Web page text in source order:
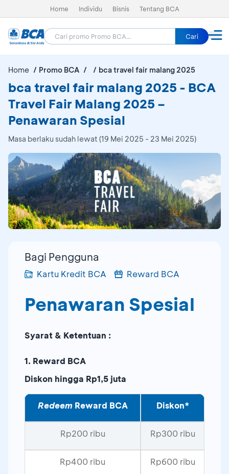
Home Individu Bisnis Tentang BCA
Cari
Home Promo BCA bca travel fair malang 2025
bca travel fair malang 2025 - BCA
Travel Fair Malang 2025 –
Penawaran Spesial
Masa berlaku sudah lewat (19 Mei 2025 - 23 Mei 2025)
Bagi Pengguna
Kartu Kredit BCA Reward BCA
Penawaran Spesial
Syarat & Ketentuan :
1. Reward BCA
Diskon hingga Rp1,5 juta
Redeem Reward BCA Diskon*
Rp200 ribu Rp300 ribu
Rp400 ribu Rp600 ribu